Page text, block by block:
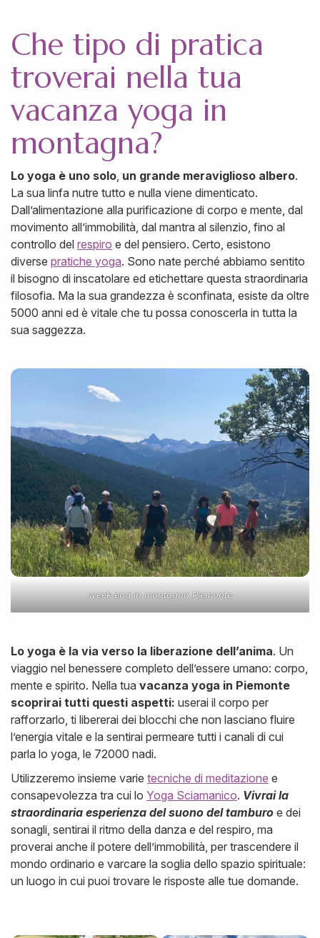
Che tipo di pratica
troverai nella tua
vacanza yoga in
montagna?
Lo yoga è uno solo, un grande meraviglioso albero.
La sua linfa nutre tutto e nulla viene dimenticato.
Dall’alimentazione alla purificazione di corpo e mente, dal
movimento all’immobilità, dal mantra al silenzio, fino al
controllo del respiro e del pensiero. Certo, esistono
diverse pratiche yoga. Sono nate perché abbiamo sentito
il bisogno di inscatolare ed etichettare questa straordinaria
filosofia. Ma la sua grandezza è sconfinata, esiste da oltre
5000 anni ed è vitale che tu possa conoscerla in tutta la
sua saggezza.
week end in montagna Piemonte
Lo yoga è la via verso la liberazione dell’anima. Un
viaggio nel benessere completo dell’essere umano: corpo,
mente e spirito. Nella tua vacanza yoga in Piemonte
scoprirai tutti questi aspetti: userai il corpo per
rafforzarlo, ti libererai dei blocchi che non lasciano fluire
l’energia vitale e la sentirai permeare tutti i canali di cui
parla lo yoga, le 72000 nadi.
Utilizzeremo insieme varie tecniche di meditazione e
consapevolezza tra cui lo Yoga Sciamanico. Vivrai la
straordinaria esperienza del suono del tamburo e dei
sonagli, sentirai il ritmo della danza e del respiro, ma
proverai anche il potere dell’immobilità, per trascendere il
mondo ordinario e varcare la soglia dello spazio spirituale:
un luogo in cui puoi trovare le risposte alle tue domande.